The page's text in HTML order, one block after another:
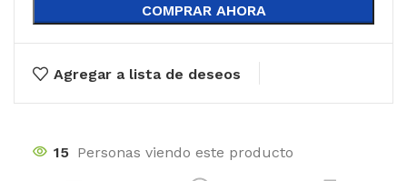
COMPRAR AHORA
Agregar a lista de deseos
15 Personas viendo este producto